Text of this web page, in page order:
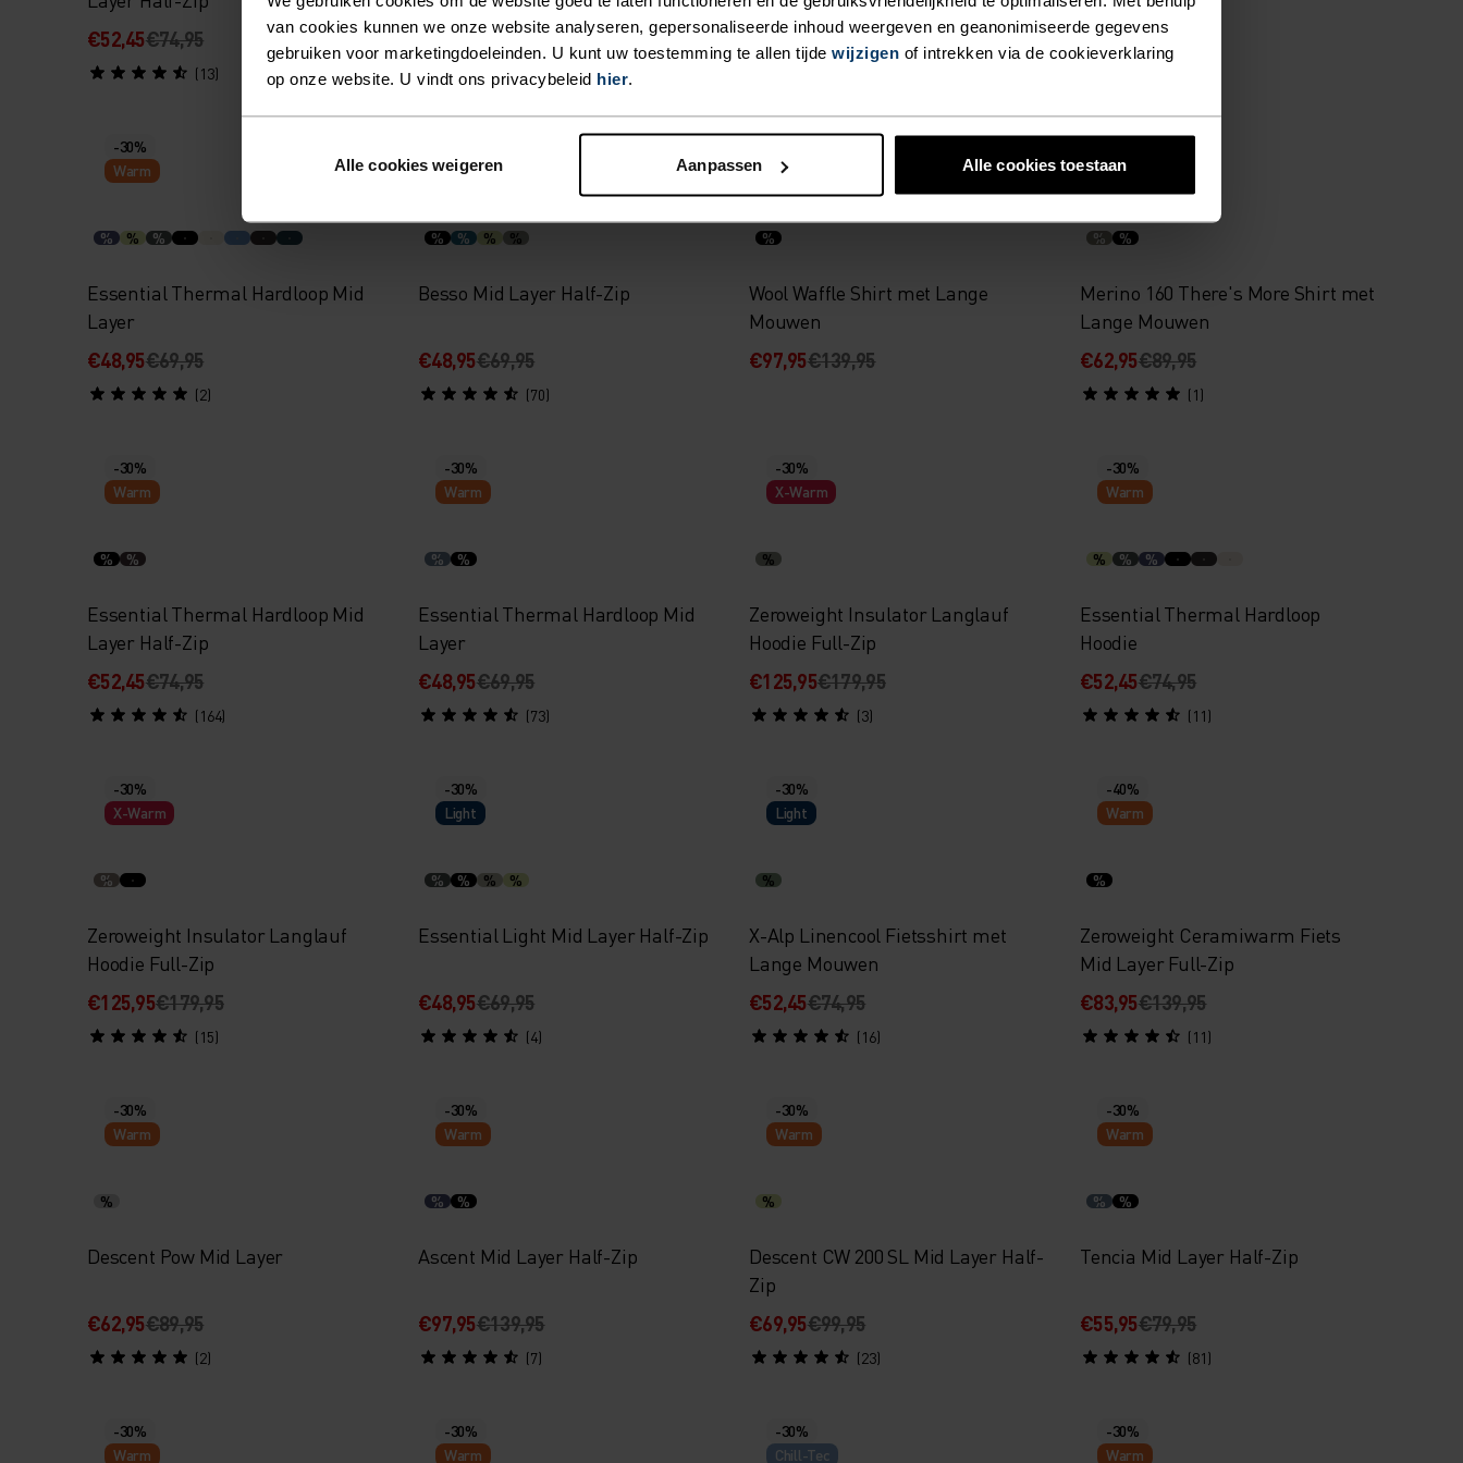
van cookies kunnen we onze website analyseren, gepersonaliseerde inhoud weergeven en geanonimiseerde gegevens
gebruiken voor marketingdoeleinden. U kunt uw toestemming te allen tijde wijzigen of intrekken via de cookieverklaring
op onze website. U vindt ons privacybeleid hier.
Alle cookies weigeren Aanpassen Alle cookies toestaan
€52,45€74,95
(13)
€62,95€89,95
(10)
€76,95€109,95 €76,95€109,95
-30%
Warm
% % %
Essential Thermal Hardloop Mid
Layer
€48,95€69,95
(2)
Warm
% % % %
Besso Mid Layer Half-Zip
€48,95€69,95
(70)
Warm
%
Wool Waffle Shirt met Lange
Mouwen
€97,95€139,95
Light
% %
Merino 160 There's More Shirt met
Lange Mouwen
€62,95€89,95
(1)
-30%
Warm
% %
Essential Thermal Hardloop Mid
Layer Half-Zip
€52,45€74,95
(164)
-30%
Warm
% %
Essential Thermal Hardloop Mid
Layer
€48,95€69,95
(73)
-30%
X-Warm
%
Zeroweight Insulator Langlauf
Hoodie Full-Zip
€125,95€179,95
(3)
-30%
Warm
% % %
Essential Thermal Hardloop
Hoodie
€52,45€74,95
(11)
-30%
X-Warm
%
Zeroweight Insulator Langlauf
Hoodie Full-Zip
€125,95€179,95
(15)
-30%
Light
% % % %
Essential Light Mid Layer Half-Zip
€48,95€69,95
(4)
-30%
Light
%
X-Alp Linencool Fietsshirt met
Lange Mouwen
€52,45€74,95
(16)
-40%
Warm
%
Zeroweight Ceramiwarm Fiets
Mid Layer Full-Zip
€83,95€139,95
(11)
-30%
Warm
%
Descent Pow Mid Layer
€62,95€89,95
(2)
-30%
Warm
% %
Ascent Mid Layer Half-Zip
€97,95€139,95
(7)
-30%
Warm
%
Descent CW 200 SL Mid Layer Half-
Zip
€69,95€99,95
(23)
-30%
Warm
% %
Tencia Mid Layer Half-Zip
€55,95€79,95
(81)
-30%
Warm
-30%
Warm
-30%
Chill-Tec
-30%
Warm